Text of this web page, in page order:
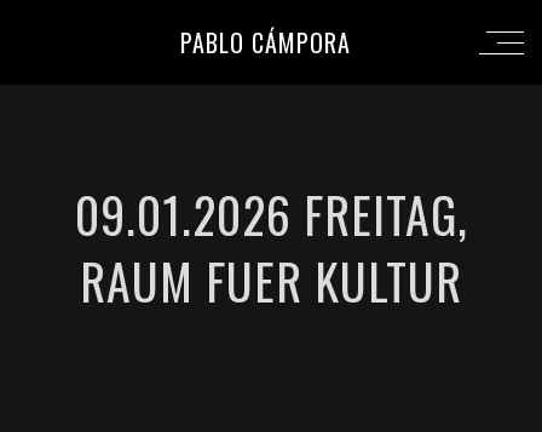
PABLO CÁMPORA
09.01.2026 FREITAG,
RAUM FUER KULTUR